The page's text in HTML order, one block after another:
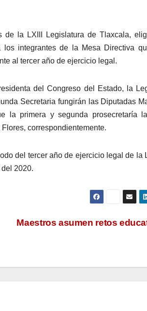
la LXIII Legislatura de Tlaxcala,
integrantes de la Mesa Directiva
al tercer año de ejercicio legal.
del Congreso del Estado, la
Secretaria fungirán las Diputadas
la primera y segunda prosecretaría
correspondientemente.
del tercer año de ejercicio legal de la
2020.
Maestros asumen retos